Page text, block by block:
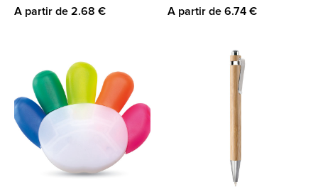
A partir de 2.68 €
A partir de 6.74 €